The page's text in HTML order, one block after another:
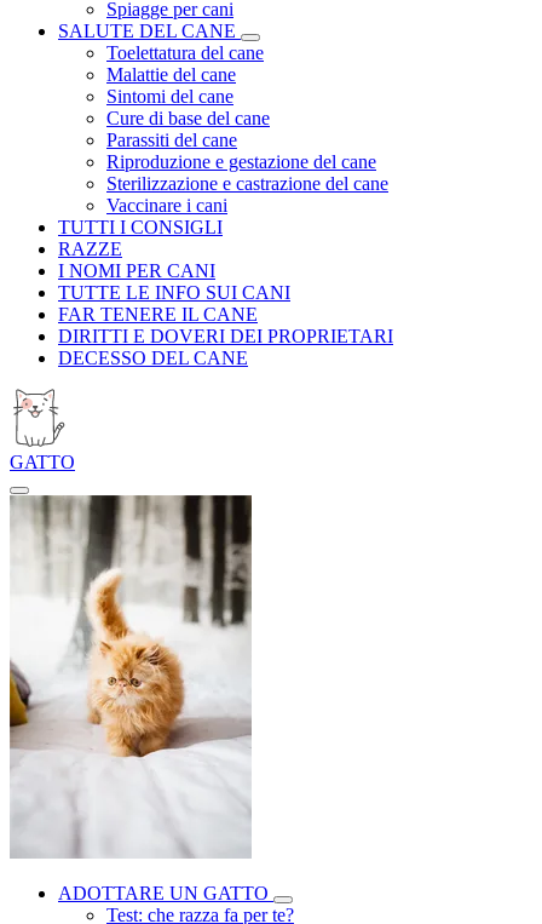
Spiagge per cani
SALUTE DEL CANE
Toelettatura del cane
Malattie del cane
Sintomi del cane
Cure di base del cane
Parassiti del cane
Riproduzione e gestazione del cane
Sterilizzazione e castrazione del cane
Vaccinare i cani
TUTTI I CONSIGLI
RAZZE
I NOMI PER CANI
TUTTE LE INFO SUI CANI
FAR TENERE IL CANE
DIRITTI E DOVERI DEI PROPRIETARI
DECESSO DEL CANE
GATTO
ADOTTARE UN GATTO
Test: che razza fa per te?